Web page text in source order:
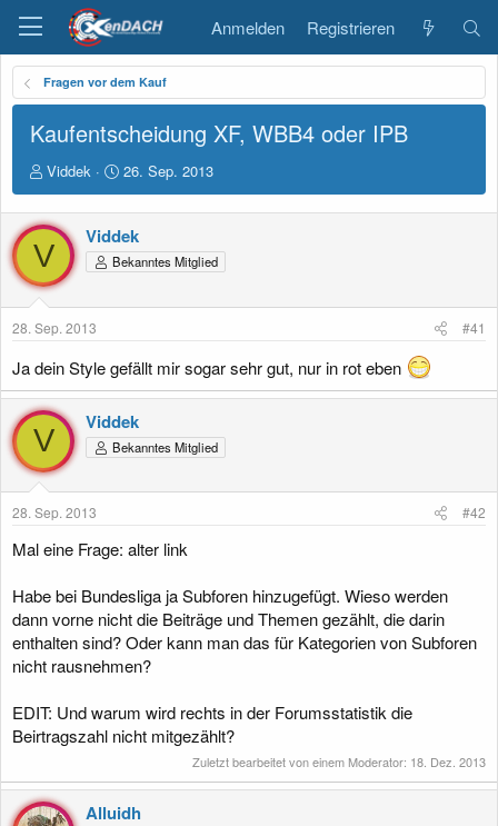
Anmelden Registrieren
Fragen vor dem Kauf
Kaufentscheidung XF, WBB4 oder IPB
E
r
s
t
e
l
l
e
r
Viddek
E
r
s
t
e
l
t
26. Sep. 2013
V
Viddek
Bekanntes Mitglied
28. Sep. 2013 #41
Ja dein Style gefällt mir sogar sehr gut, nur in rot eben
V
Viddek
Bekanntes Mitglied
28. Sep. 2013 #42
Mal eine Frage: alter link
Habe bei Bundesliga ja Subforen hinzugefügt. Wieso werden
dann vorne nicht die Beiträge und Themen gezählt, die darin
enthalten sind? Oder kann man das für Kategorien von Subforen
nicht rausnehmen?
EDIT: Und warum wird rechts in der Forumsstatistik die
Beirtragszahl nicht mitgezählt?
Zuletzt bearbeitet von einem Moderator: 18. Dez. 2013
Alluidh